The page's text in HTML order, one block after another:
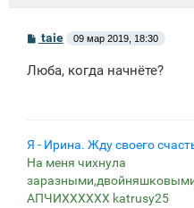
С
б
taie 09 мар 2019, 18:30
Люба, когда начнёте?
Я - Ирина. Жду своего
На меня чихнула
АПЧИХХХХХХ katrusy25